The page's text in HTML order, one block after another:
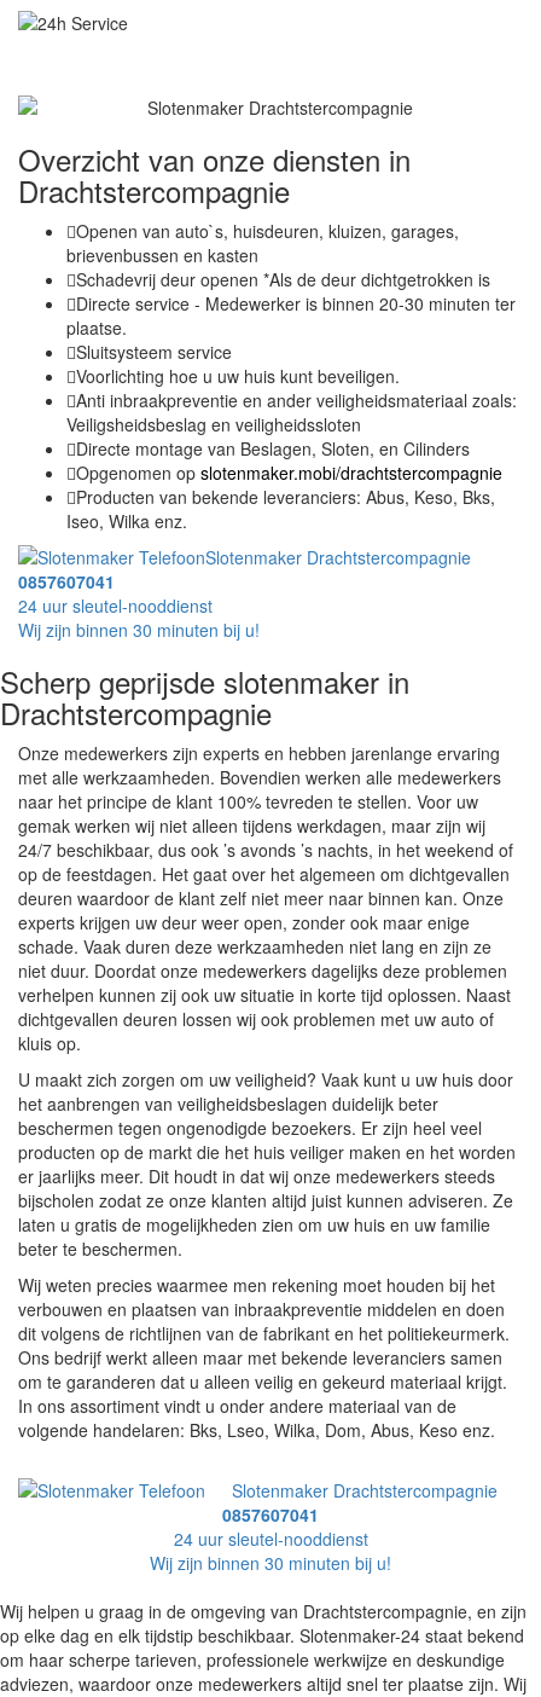
Overzicht van onze diensten in
Drachtstercompagnie
Openen van auto`s, huisdeuren, kluizen, garages,
brievenbussen en kasten
Schadevrij deur openen *Als de deur dichtgetrokken is
Directe service - Medewerker is binnen 20-30 minuten ter
plaatse.
Sluitsysteem service
Voorlichting hoe u uw huis kunt beveiligen.
Anti inbraakpreventie en ander veiligheidsmateriaal zoals:
Veiligsheidsbeslag en veiligheidssloten
Directe montage van Beslagen, Sloten, en Cilinders
Opgenomen op slotenmaker.mobi/drachtstercompagnie
Producten van bekende leveranciers: Abus, Keso, Bks,
Iseo, Wilka enz.
Slotenmaker Drachtstercompagnie
0857607041
24 uur sleutel-nooddienst
Wij zijn binnen 30 minuten bij u!
Scherp geprijsde slotenmaker in
Drachtstercompagnie
Onze medewerkers zijn experts en hebben jarenlange ervaring
met alle werkzaamheden. Bovendien werken alle medewerkers
naar het principe de klant 100% tevreden te stellen. Voor uw
gemak werken wij niet alleen tijdens werkdagen, maar zijn wij
24/7 beschikbaar, dus ook ’s avonds ’s nachts, in het weekend of
op de feestdagen. Het gaat over het algemeen om dichtgevallen
deuren waardoor de klant zelf niet meer naar binnen kan. Onze
experts krijgen uw deur weer open, zonder ook maar enige
schade. Vaak duren deze werkzaamheden niet lang en zijn ze
niet duur. Doordat onze medewerkers dagelijks deze problemen
verhelpen kunnen zij ook uw situatie in korte tijd oplossen. Naast
dichtgevallen deuren lossen wij ook problemen met uw auto of
kluis op.
U maakt zich zorgen om uw veiligheid? Vaak kunt u uw huis door
het aanbrengen van veiligheidsbeslagen duidelijk beter
beschermen tegen ongenodigde bezoekers. Er zijn heel veel
producten op de markt die het huis veiliger maken en het worden
er jaarlijks meer. Dit houdt in dat wij onze medewerkers steeds
bijscholen zodat ze onze klanten altijd juist kunnen adviseren. Ze
laten u gratis de mogelijkheden zien om uw huis en uw familie
beter te beschermen.
Wij weten precies waarmee men rekening moet houden bij het
verbouwen en plaatsen van inbraakpreventie middelen en doen
dit volgens de richtlijnen van de fabrikant en het politiekeurmerk.
Ons bedrijf werkt alleen maar met bekende leveranciers samen
om te garanderen dat u alleen veilig en gekeurd materiaal krijgt.
In ons assortiment vindt u onder andere materiaal van de
volgende handelaren: Bks, Lseo, Wilka, Dom, Abus, Keso enz.
Slotenmaker Drachtstercompagnie
0857607041
24 uur sleutel-nooddienst
Wij zijn binnen 30 minuten bij u!
Wij helpen u graag in de omgeving van Drachtstercompagnie, en zijn
op elke dag en elk tijdstip beschikbaar. Slotenmaker-24 staat bekend
om haar scherpe tarieven, professionele werkwijze en deskundige
adviezen, waardoor onze medewerkers altijd snel ter plaatse zijn. Wij